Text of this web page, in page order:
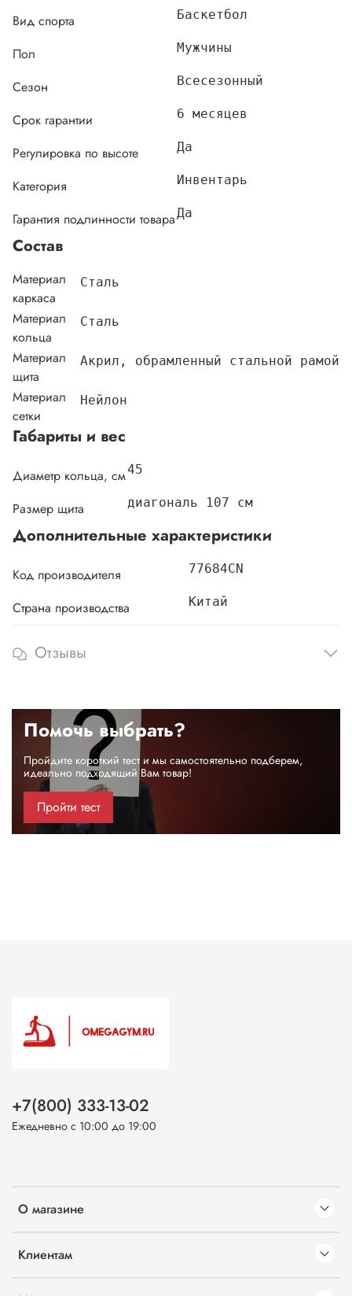
Вид спорта Баскетбол
Пол Мужчины
Сезон Всесезонный
Срок гарантии 6 месяцев
Регулировка по высоте Да
Категория Инвентарь
Гарантия подлинности товараДа
Состав
Материал
каркаса
Сталь
Материал
кольца
Сталь
Материал
щита
Акрил, обрамленный стальной рамой
Материал
сетки
Нейлон
Габариты и вес
Диаметр кольца, см45
Размер щита диагональ 107 см
Дополнительные характеристики
Код производителя 77684CN
Страна производства Китай
Отзывы
Помочь выбрать?
Пройдите короткий тест и мы самостоятельно подберем,
идеально подходящий Вам товар!
Пройти тест
О магазине
Клиентам
+7(800) 333-13-02
Ежедневно с 10:00 до 19:00